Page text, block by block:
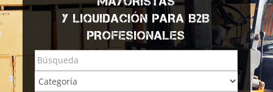
Y LIQUIDACIÓN PARA B2B
PROFESIONALES